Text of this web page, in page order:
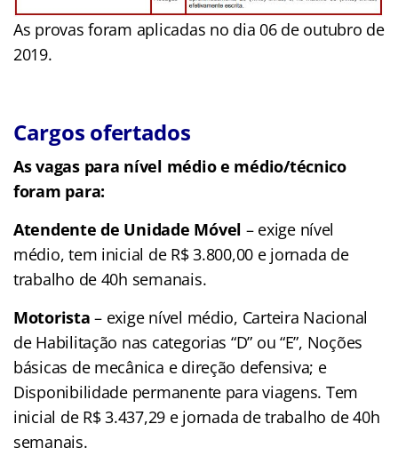
As provas foram aplicadas no dia 06 de outubro de
2019.
Cargos ofertados
As vagas para nível médio e médio/técnico
foram para:
Atendente de Unidade Móvel – exige nível
médio, tem inicial de R$ 3.800,00 e jornada de
trabalho de 40h semanais.
Motorista – exige nível médio, Carteira Nacional
de Habilitação nas categorias “D” ou “E”, Noções
básicas de mecânica e direção defensiva; e
Disponibilidade permanente para viagens. Tem
inicial de R$ 3.437,29 e jornada de trabalho de 40h
semanais.